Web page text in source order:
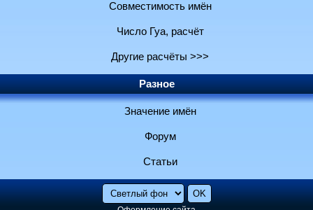
Совместимость имён
Число Гуа, расчёт
Другие расчёты >>>
Разное
Значение имён
Форум
Статьи